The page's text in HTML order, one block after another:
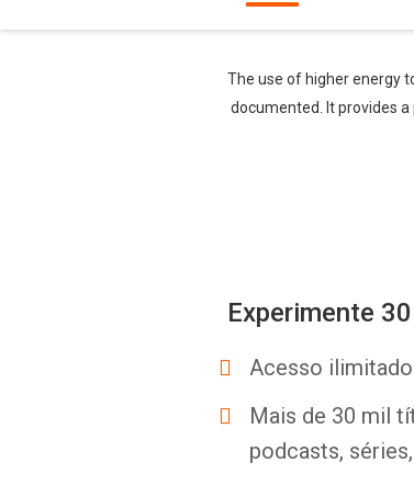
The use of higher energy
documented. It provides
Experimente
Acesso
Mais de 30 mil
podcasts,